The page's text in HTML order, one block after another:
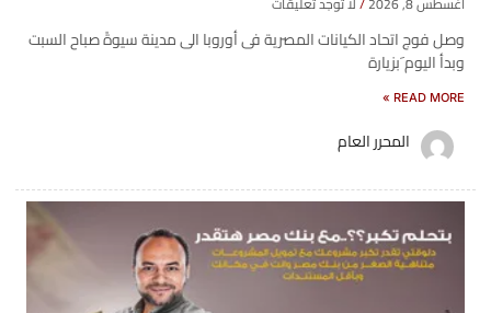
وصل فوج اتحاد الكيانات المصرية فى أوروبا الى مدينة سيوةً صباح السبت
وبدأ اليوم َبزيارة
READ MORE »
المحرر العام